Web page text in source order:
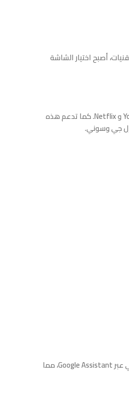
أصبح اختيار الشاشة
، حيث توفر تجربة مشاهدة متطورة مع أنظمة تشغيل مدمجة تسهل الوصول إلى التطبيقات مثل YouTube و Netflix. كما تدعم هذه
خيارًا رائعًا لمن يبحث عن مرونة أكبر، حيث تعتمد على نظام Android TV الذي يوفر متجر Google Play لتحميل التطبيقات. كما أنها تدعم التحكم الصوتي عبر Google Assistant، مما